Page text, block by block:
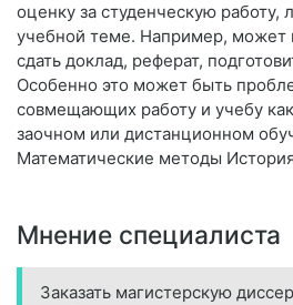
оценку за студенческую работу,
учебной теме. Например, может
сдать доклад, реферат,
Особенно это может быть
совмещающих работу и учебу
заочном или дистанционном
Математические методы
Мнение специалиста
Заказать магистерскую